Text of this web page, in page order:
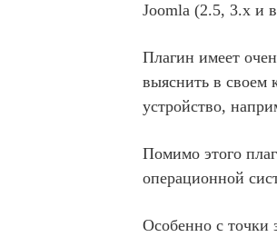
Joomla (2.5, 3.x и
Плагин имеет
выяснить в своем
устройство,
Помимо этого
операционной
Особенно с точки